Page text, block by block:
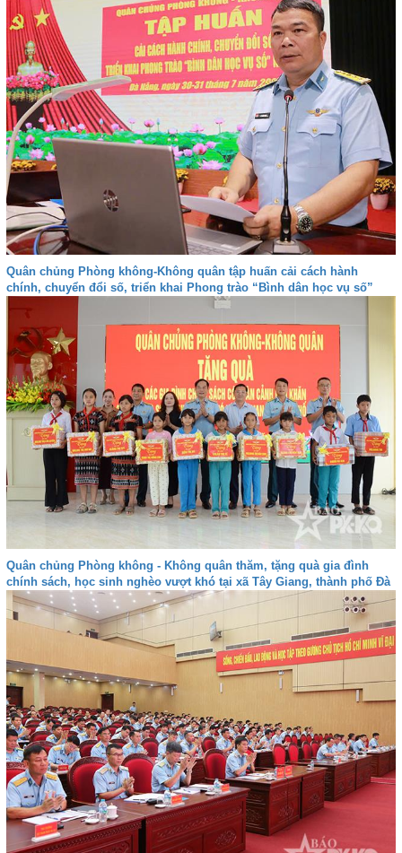
Quân chủng Phòng không-Không quân tập huấn cải cách hành
chính, chuyển đổi số, triển khai Phong trào “Bình dân học vụ số”
Quân chủng Phòng không - Không quân thăm, tặng quà gia đình
chính sách, học sinh nghèo vượt khó tại xã Tây Giang, thành phố Đà
nẵng